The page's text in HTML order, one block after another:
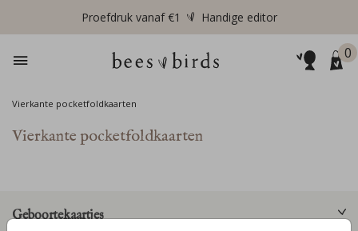
Proefdruk vanaf €1 Handige editor
0
Vierkante pocketfoldkaarten
Vierkante pocketfoldkaarten
Geboortekaartjes